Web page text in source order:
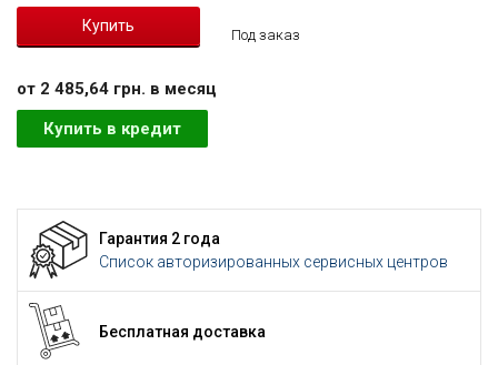
Под заказ
от 2 485,64 грн. в месяц
Купить в кредит
Гарантия 2 года
Список авторизированных сервисных центров
Бесплатная доставка